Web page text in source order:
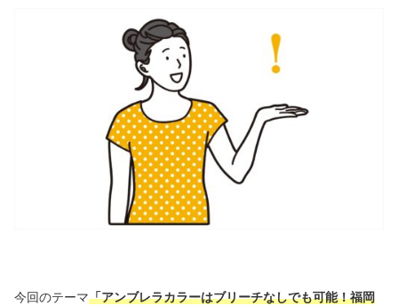
今回のテーマ「アンブレラカラーはブリーチなしでも可能！福岡